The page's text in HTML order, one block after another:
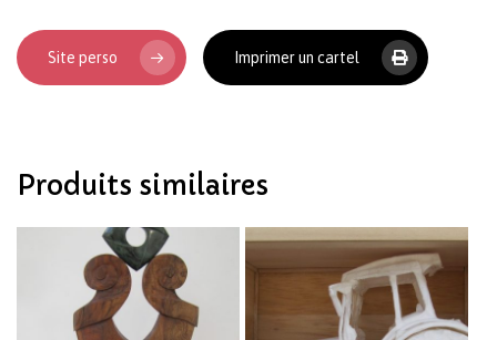
Site perso Imprimer un cartel
Produits similaires